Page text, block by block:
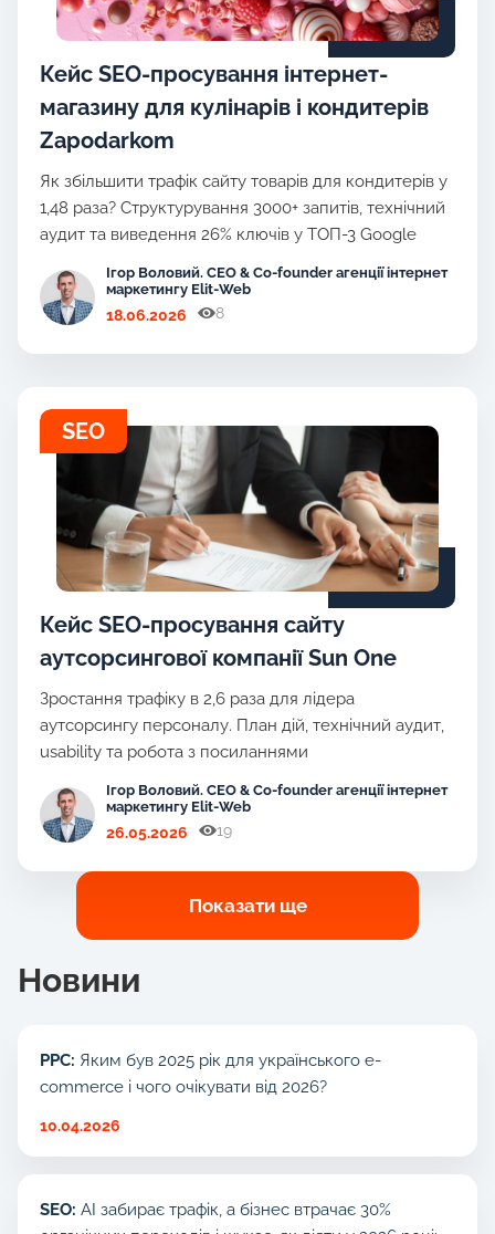
Кейс SEO-просування інтернет-
магазину для кулінарів і кондитерів
Zapodarkom
Як збільшити трафік сайту товарів для кондитерів у
1,48 раза? Структурування 3000+ запитів, технічний
аудит та виведення 26% ключів у ТОП-3 Google
Ігор Воловий. CEO & Co-founder агенції інтернет
маркетингу Elit-Web
18.06.2026 8
SEO
Кейс SEO-просування сайту
аутсорсингової компанії Sun One
Зростання трафіку в 2,6 раза для лідера
аутсорсингу персоналу. План дій, технічний аудит,
usability та робота з посиланнями
Ігор Воловий. CEO & Co-founder агенції інтернет
маркетингу Elit-Web
26.05.2026 19
Новини
PPC: Яким був 2025 рік для українського e-
commerce і чого очікувати від 2026?
10.04.2026
SEO: AI забирає трафік, а бізнес втрачає 30%
Показати ще